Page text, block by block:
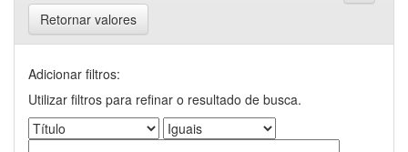
Retornar valores
Adicionar filtros:
Utilizar filtros para refinar o resultado de busca.